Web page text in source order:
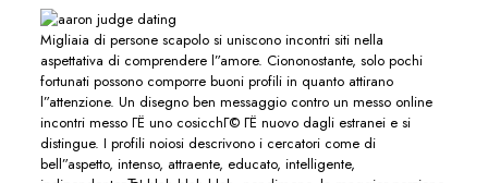
Migliaia di persone scapolo si uniscono incontri siti nella
aspettativa di comprendere l”amore. Ciononostante, solo pochi
fortunati possono comporre buoni profili in quanto attirano
l”attenzione. Un disegno ben messaggio contro un messo online
incontri messo ГЁ uno cosicchГ© ГЁ nuovo dagli estranei e si
distingue. I profili noiosi descrivono i cercatori come di
bell”aspetto, intenso, attraente, educato, intelligente,